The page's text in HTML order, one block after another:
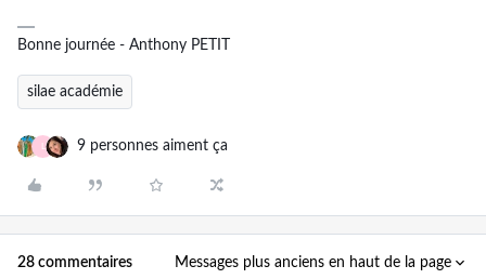
Bonne journée - Anthony PETIT
silae académie
L 9 personnes aiment ça
28 commentaires Messages plus anciens en haut de la page